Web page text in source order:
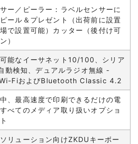
ー／ピーラー：ラベルセンサーに
ール＆プレゼント（出荷前に設置
で設置可能）カッター（後付け可
）
能なイーサネット10/100、シリア
動検知、デュアルラジオ無線 -
FiおよびBluetooth Classic 4.2
、最高速度で印刷できるだけの電
べてのメディア取り扱いオプショ
リューション向けZKDUキーボー